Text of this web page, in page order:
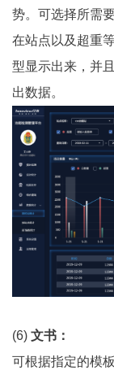
势。可选择所需
在站点以及超重
型显示出来，并
出数据。
(6) 文书：
可根据指定的模